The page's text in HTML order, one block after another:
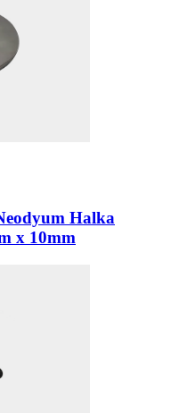
Halka
x 10mm